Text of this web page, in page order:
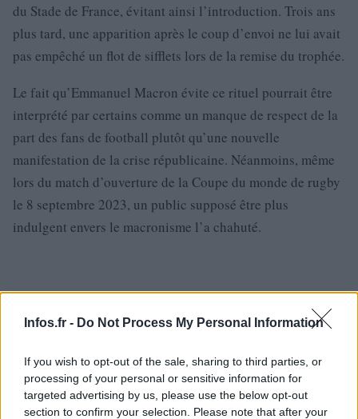
Infos.fr - Do Not Process My Personal Information
If you wish to opt-out of the sale, sharing to third parties, or
processing of your personal or sensitive information for
targeted advertising by us, please use the below opt-out
section to confirm your selection. Please note that after your
du Stade de France, évitant ainsi l’introduction. Trois ans
plus tard, une apparition après le coup d’envoi ne lui avait
pas empêché un flot de sifflets lors de la remise du trophée.
Le fait qu’Emmanuel Macron évite ce rituel pourrait être
interprété par certains comme un manque de respect de la
part des fans de football plutôt qu’une nouvelle
manifestation de la crise républicaine. Néanmoins, même
lors du match d’ouverture de la Coupe du monde de rugby
le 8 septembre 2023, un public supposé être plus
indulgent envers le macronisme l’a chahuté.